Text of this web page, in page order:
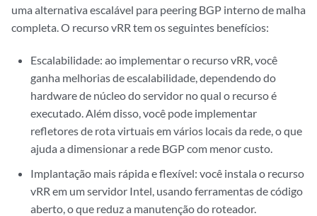
uma alternativa escalável para peering BGP interno de malha
completa. O recurso vRR tem os seguintes benefícios:
Escalabilidade: ao implementar o recurso vRR, você
ganha melhorias de escalabilidade, dependendo do
hardware de núcleo do servidor no qual o recurso é
executado. Além disso, você pode implementar
refletores de rota virtuais em vários locais da rede, o que
ajuda a dimensionar a rede BGP com menor custo.
Implantação mais rápida e flexível: você instala o recurso
vRR em um servidor Intel, usando ferramentas de código
aberto, o que reduz a manutenção do roteador.